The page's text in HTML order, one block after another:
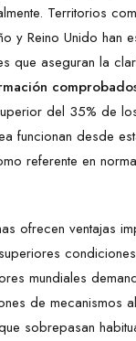
Territorios
y Reino Unido han
que aseguran la
del 35% de
funcionan desde
referente en
ofrecen ventajas
mundiales
de mecanismos
sobrepasan